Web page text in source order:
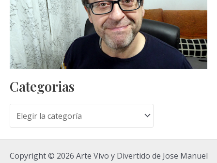
Categorias
a
t
e
Copyright © 2026 Arte Vivo y Divertido de Jose Manuel